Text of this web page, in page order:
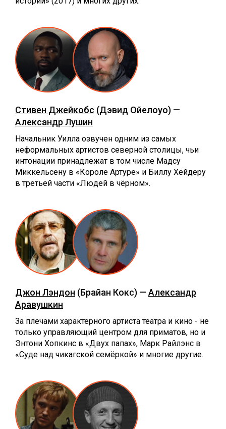
Стивен Джейкобс (Дэвид Ойелоуо) —
Александр Лушин
Начальник Уилла озвучен одним из самых
неформальных артистов северной столицы, чьи
интонации принадлежат в том числе Мадсу
Миккельсену в «Короле Артуре» и Биллу Хейдеру
в третьей части «Людей в чёрном».
Джон Лэндон (Брайан Кокс) — Александр
Аравушкин
За плечами характерного артиста театра и кино - не
только управляющий центром для приматов, но и
Энтони Хопкинс в «Двух папах», Марк Райлэнс в
«Суде над чикагской семёркой» и многие другие.